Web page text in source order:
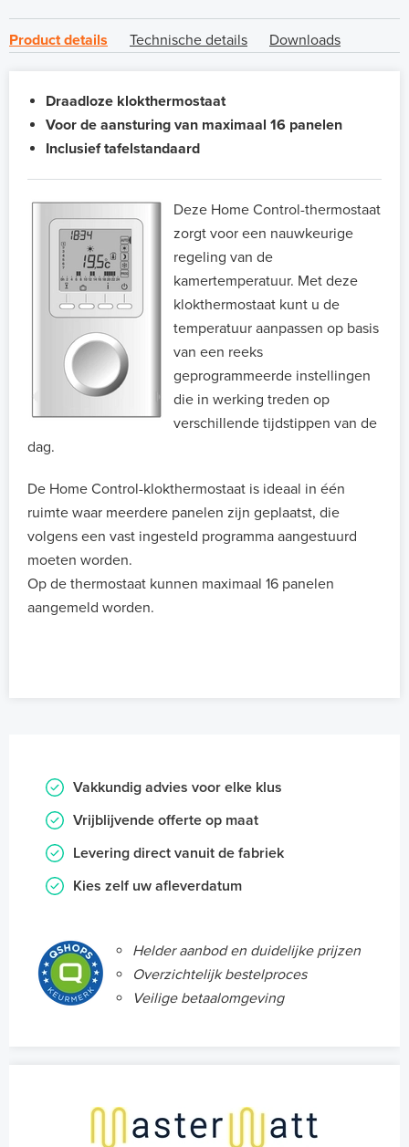
Product details Technische details Downloads
Draadloze klokthermostaat
Voor de aansturing van maximaal 16 panelen
Inclusief tafelstandaard
Deze Home Control-thermostaat
zorgt voor een nauwkeurige
regeling van de
kamertemperatuur. Met deze
klokthermostaat kunt u de
temperatuur aanpassen op basis
van een reeks
geprogrammeerde instellingen
die in werking treden op
verschillende tijdstippen van de
dag.
De Home Control-klokthermostaat is ideaal in één
ruimte waar meerdere panelen zijn geplaatst, die
volgens een vast ingesteld programma aangestuurd
moeten worden.
Op de thermostaat kunnen maximaal 16 panelen
aangemeld worden.
Vakkundig advies voor elke klus
Vrijblijvende offerte op maat
Levering direct vanuit de fabriek
Kies zelf uw afleverdatum
Helder aanbod en duidelijke prijzen
Overzichtelijk bestelproces
Veilige betaalomgeving